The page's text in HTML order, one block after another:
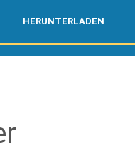
HERUNTERLADEN